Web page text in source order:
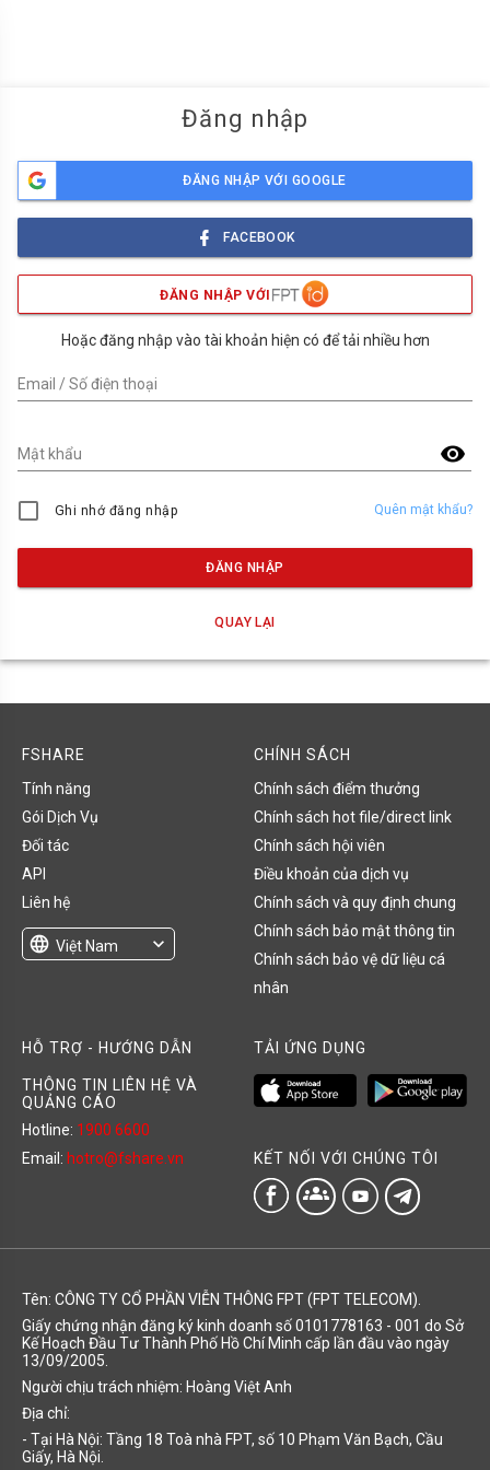
Đăng nhập
ĐĂNG NHẬP VỚI GOOGLE
FACEBOOK
ĐĂNG NHẬP VỚI
Hoặc đăng nhập vào tài khoản hiện có để tải nhiều hơn
Email / Số điện thoại
visibility
Mật khẩu
Ghi nhớ đăng nhập Quên mật khẩu?
ĐĂNG NHẬP
QUAY LẠI
FSHARE
Tính năng
Gói Dịch Vụ
Đối tác
API
Liên hệ
language Việt Nam
expand_more
CHÍNH SÁCH
Chính sách điểm thưởng
Chính sách hot file/direct link
Chính sách hội viên
Điều khoản của dịch vụ
Chính sách và quy định chung
Chính sách bảo mật thông tin
Chính sách bảo vệ dữ liệu cá
nhân
HỖ TRỢ - HƯỚNG DẪN
THÔNG TIN LIÊN HỆ VÀ
QUẢNG CÁO
Hotline: 1900 6600
Email: hotro@fshare.vn
TẢI ỨNG DỤNG
KẾT NỐI VỚI CHÚNG TÔI
groups
Tên: CÔNG TY CỔ PHẦN VIỄN THÔNG FPT (FPT TELECOM).
Giấy chứng nhận đăng ký kinh doanh số 0101778163 - 001 do Sở
Kế Hoạch Đầu Tư Thành Phố Hồ Chí Minh cấp lần đầu vào ngày
13/09/2005.
Người chịu trách nhiệm: Hoàng Việt Anh
Địa chỉ:
- Tại Hà Nội: Tầng 18 Toà nhà FPT, số 10 Phạm Văn Bạch, Cầu
Giấy, Hà Nội.